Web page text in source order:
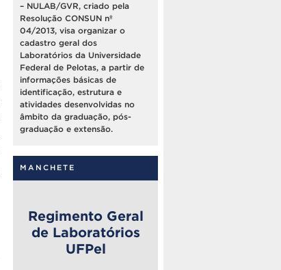
– NULAB/GVR, criado pela
Resolução CONSUN nº
04/2013, visa organizar o
cadastro geral dos
Laboratórios da Universidade
Federal de Pelotas, a partir de
informações básicas de
identificação, estrutura e
atividades desenvolvidas no
âmbito da graduação, pós-
graduação e extensão.
MANCHETE
Regimento Geral
de Laboratórios
UFPel